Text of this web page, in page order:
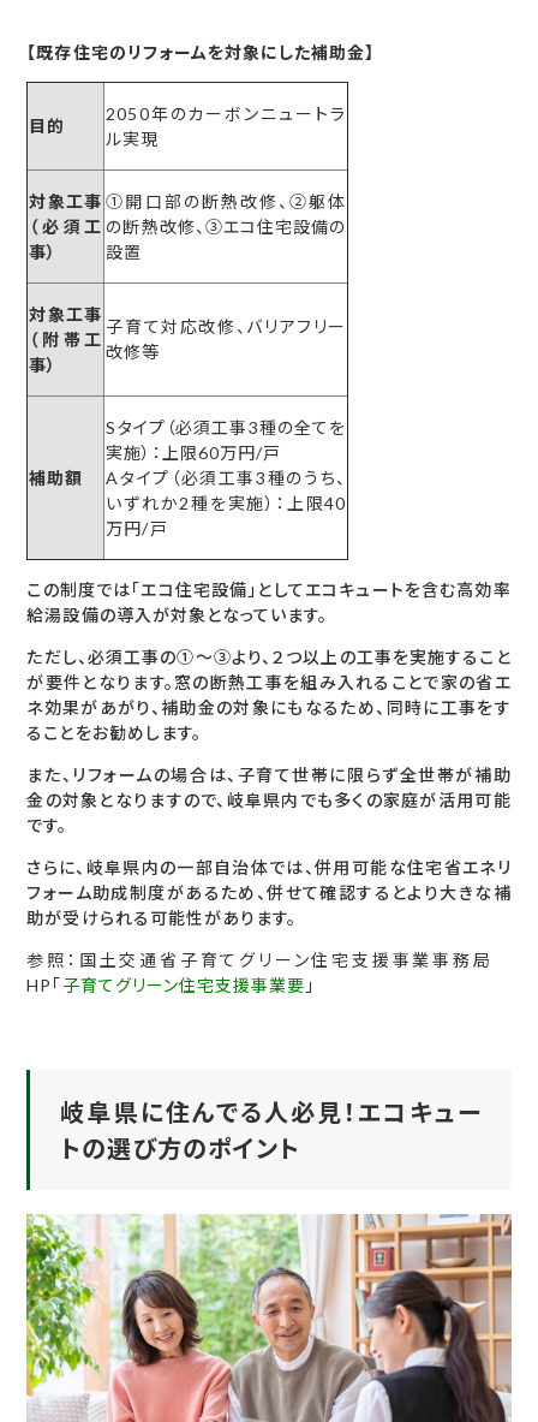
【既存住宅のリフォームを対象にした補助金】
目的
2050年のカーボンニュートラ
ル実現
対象工事
（必須工
事）
①開口部の断熱改修、②躯体
の断熱改修、③エコ住宅設備の
設置
対象工事
（附帯工
事）
子育て対応改修、バリアフリー
改修等
補助額
Sタイプ（必須工事3種の全てを
実施）：上限60万円/戸
Aタイプ（必須工事3種のうち、
いずれか2種を実施）：上限40
万円/戸
この制度では「エコ住宅設備」としてエコキュートを含む高効率
給湯設備の導入が対象となっています。
ただし、必須工事の①～③より、２つ以上の工事を実施すること
が要件となります。窓の断熱工事を組み入れることで家の省エ
ネ効果があがり、補助金の対象にもなるため、同時に工事をす
ることをお勧めします。
また、リフォームの場合は、子育て世帯に限らず全世帯が補助
金の対象となりますので、岐阜県内でも多くの家庭が活用可能
です。
さらに、岐阜県内の一部自治体では、併用可能な住宅省エネリ
フォーム助成制度があるため、併せて確認するとより大きな補
助が受けられる可能性があります。
参照：国土交通省子育てグリーン住宅支援事業事務局
HP「子育てグリーン住宅支援事業要 」
岐阜県に住んでる人必見！エコキュー
トの選び方のポイント